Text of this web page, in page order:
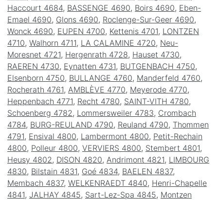
Haccourt 4684, BASSENGE 4690, Boirs 4690, Eben-
Emael 4690, Glons 4690, Roclenge-Sur-Geer 4690,
Wonck 4690, EUPEN 4700, Kettenis 4701, LONTZEN
4710, Walhorn 4711, LA CALAMINE 4720, Neu-
Moresnet 4721, Hergenrath 4728, Hauset 4730,
RAEREN 4730, Eynatten 4731, BUTGENBACH 4750,
Elsenborn 4750, BULLANGE 4760, Manderfeld 4760,
Rocherath 4761, AMBLÈVE 4770, Meyerode 4770,
Heppenbach 4771, Recht 4780, SAINT-VITH 4780,
Schoenberg 4782 , Lommersweiler 4783, Crombach
4784, BURG-REULAND 4790, Reuland 4790, Thommen
4791, Ensival 4800, Lambermont 4800, Petit-Rechain
4800, Polleur 4800, VERVIERS 4800, Stembert 4801,
Heusy 4802 , DISON 4820, Andrimont 4821, LIMBOURG
4830, Bilstain 4831, Goé 4834, BAELEN 4837,
Membach 4837, WELKENRAEDT 4840, Henri-Chapelle
4841, JALHAY 4845, Sart-Lez-Spa 4845, Montzen